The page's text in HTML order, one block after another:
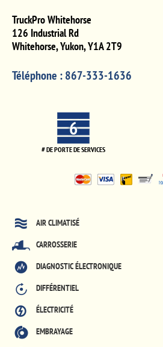
TruckPro Whitehorse
126 Industrial Rd
Whitehorse,Yukon,Y1A 2T9
Téléphone :867-333-1636
6
# DE PORTE DE SERVICES
AIR CLIMATISÉ
CARROSSERIE
DIAGNOSTIC ÉLECTRONIQUE
DIFFÉRENTIEL
ÉLECTRICITÉ
EMBRAYAGE